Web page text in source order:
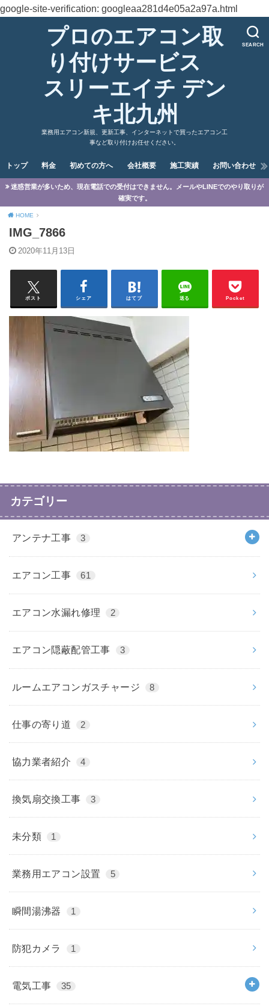
google-site-verification: googleaa281d4e05a2a97a.html
SEARCH
プロのエアコン取
り付けサービス
スリーエイチ デン
キ北九州
業務用エアコン新規、更新工事、インターネットで買ったエアコン工
事など取り付けお任せください。
トップ 料金 初めての方へ 会社概要 施工実績 お問い合わせ
迷惑営業が多いため、現在電話での受付はできません。メールやLINEでのやり取りが
確実です。
HOME
IMG_7866
2020年11月13日
ポスト シェア はてブ 送る Pocket
カテゴリー
アンテナ工事 3
エアコン工事 61
エアコン水漏れ修理 2
エアコン隠蔽配管工事 3
ルームエアコンガスチャージ 8
仕事の寄り道 2
協力業者紹介 4
換気扇交換工事 3
未分類 1
業務用エアコン設置 5
瞬間湯沸器 1
防犯カメラ 1
電気工事 35